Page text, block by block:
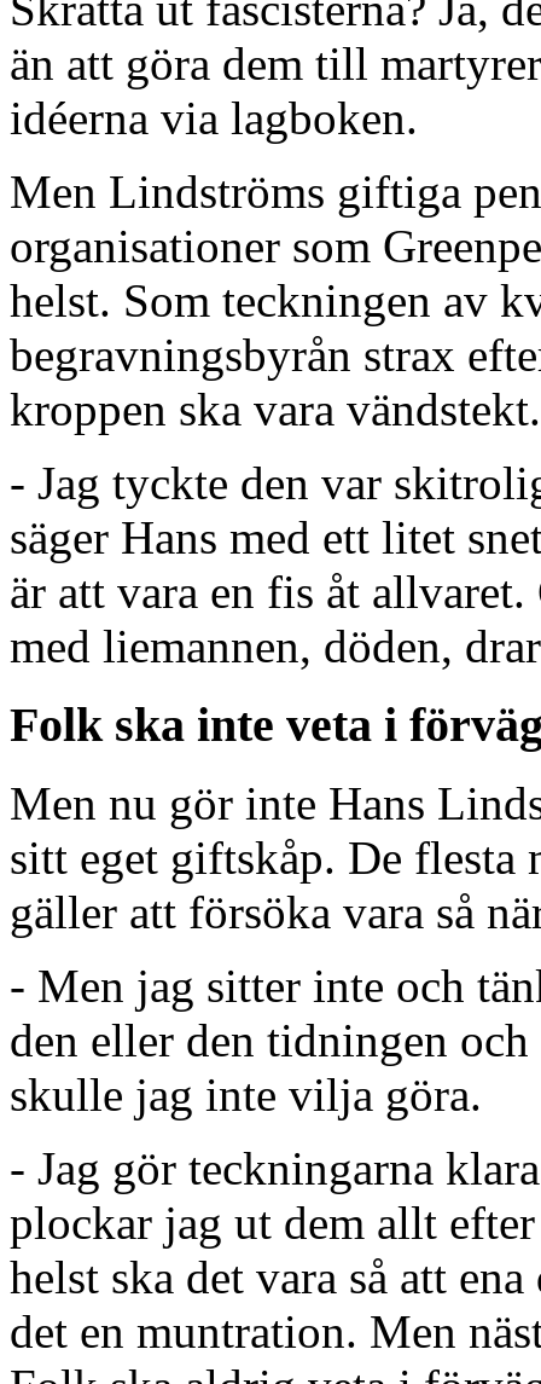
än att göra dem till
idéerna via lagboken.
Men Lindströms giftiga
organisationer som
helst. Som teckningen av
begravningsbyrån strax
kroppen ska vara vändstekt.
- Jag tyckte den var
säger Hans med ett litet
är att vara en fis åt
med liemannen, döden,
Folk ska inte veta i
Men nu gör inte Hans
sitt eget giftskåp. De flesta
gäller att försöka vara så
- Men jag sitter inte och
den eller den tidningen
skulle jag inte vilja göra.
- Jag gör teckningarna
plockar jag ut dem allt
helst ska det vara så att
det en muntration. Men